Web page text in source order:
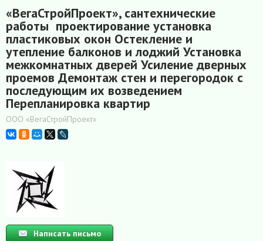
«ВегаСтройПроект», сантехнические
работы проектирование установка
пластиковых окон Остекление и
утепление балконов и лоджий Установка
межкомнатных дверей Усиление дверных
проемов Демонтаж стен и перегородок с
последующим их возведением
Перепланировка квартир
ООО «ВегаСтройПроект»
Написать письмо